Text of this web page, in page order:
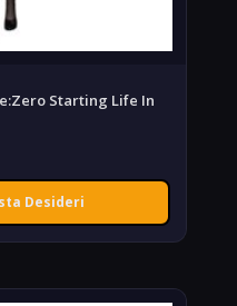
Starting Life In
Desideri